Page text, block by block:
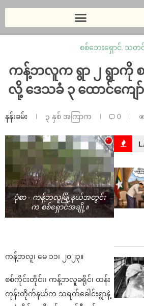
စစ်ဘေးရှောင်, သတင်
ကန့်ဘလူက ရွာ ၂ ရွာကို
လို့ ဒေသခံ ၃ ထောင်ကျေ
နန်းခမ်း ၃ နှစ် အကြာက 0
ပုံစာ - ကန့်ဘလူမြို့နယ်အတွင်း
က စစ်ရှောင်အချို့။
ကန့်ဘလူ၊ မေ ၁၁၊ ၂၀၂၃။
စစ်ကိုင်းတိုင်း၊ ကန့်ဘလူခရိုင်၊ ထန်း
ကုန်းတိုက်နယ်က သရက်ခေါင်းရွာနဲ့